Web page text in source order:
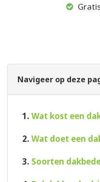
Navigeer op deze
1. Wat kost een
2. Wat doet een
3. Soorten